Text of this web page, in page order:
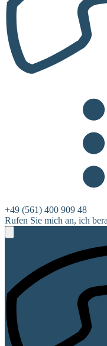
+49 (561) 400 909 48
Rufen Sie mich an, ich